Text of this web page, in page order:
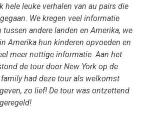
hele leuke verhalen van au pairs die
We kregen veel informatie
andere landen en Amerika, we
Amerika hun kinderen opvoeden en
meer nuttige informatie. Aan het
de tour door New York op de
had deze tour als welkomst
zo lief! De tour was ontzettend